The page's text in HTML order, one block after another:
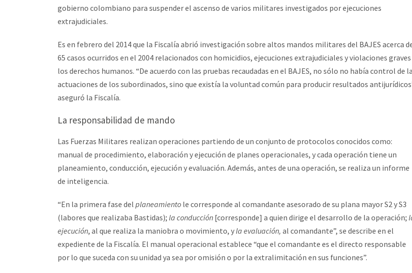
gobierno colombiano para suspender el ascenso de varios militares investigados por ejecuciones
extrajudiciales.
Es en febrero del 2014 que la Fiscalía abrió investigación sobre altos mandos militares del BAJES acerca
65 casos ocurridos en el 2004 relacionados con homicidios, ejecuciones extrajudiciales y violaciones graves
los derechos humanos. “De acuerdo con las pruebas recaudadas en el BAJES, no sólo no había control de
actuaciones de los subordinados, sino que existía la voluntad común para producir resultados
aseguró la Fiscalía.
La responsabilidad de mando
Las Fuerzas Militares realizan operaciones partiendo de un conjunto de protocolos conocidos como:
manual de procedimiento, elaboración y ejecución de planes operacionales, y cada operación tiene un
planeamiento, conducción, ejecución y evaluación. Además, antes de una operación, se realiza un informe
de inteligencia.
“En la primera fase del planeamiento le corresponde al comandante asesorado de su plana mayor S2 y S3
(labores que realizaba Bastidas); la conducción [corresponde] a quien dirige el desarrollo de la operación;
ejecución, al que realiza la maniobra o movimiento, yla evaluación, al comandante”, se describe en el
expediente de la Fiscalía. El manual operacional establece “que el comandante es el directo responsable
por lo que suceda con su unidad ya sea por omisión o por la extralimitación en sus funciones”.